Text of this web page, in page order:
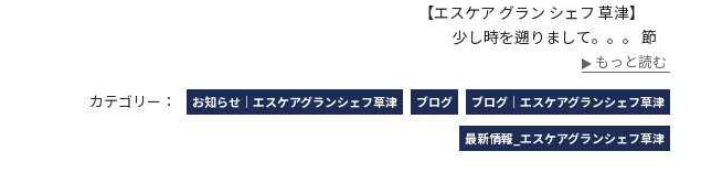
スケア グラン シェフ 草津】
時を遡りまして。。。 節
もっと読む
カテゴリー：
お知らせ｜エスケアグランシェフ草津 ブログ ブログ｜エスケアグランシェフ草津
最新情報_エスケアグランシェフ草津